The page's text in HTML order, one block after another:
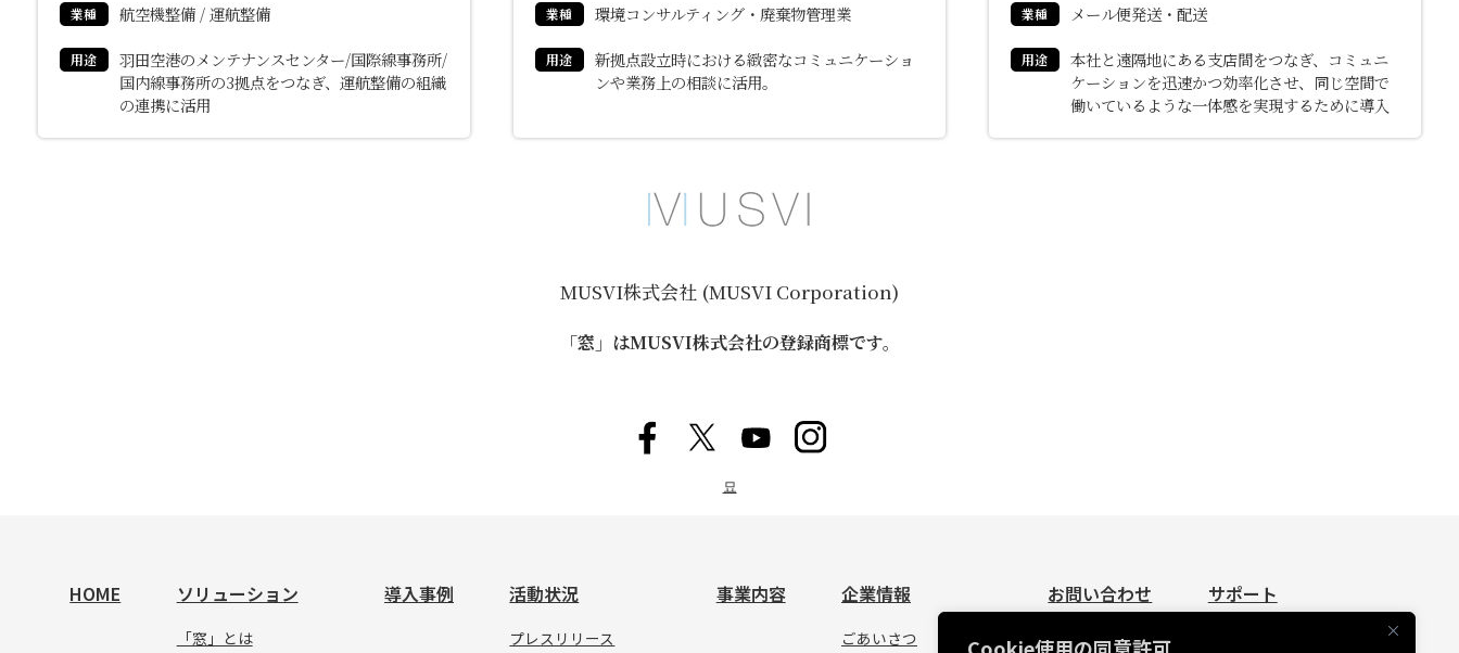
業種 航空機整備 / 運航整備
用途
羽田空港のメンテナンスセンター/国際線事務所/
国内線事務所の3拠点をつなぎ、運航整備の組織
の連携に活用
業種 環境コンサルティング・廃棄物管理業
用途
新拠点設立時における緻密なコミュニケーショ
ンや業務上の相談に活用。
業種 メール便発送・配送
用途
本社と遠隔地にある支店間をつなぎ、コミュニ
ケーションを迅速かつ効率化させ、同じ空間で
働いているような一体感を実現するために導入
MUSVI株式会社 (MUSVI Corporation)
「窓」はMUSVI株式会社の登録商標です。
묘
HOME ソリューション
「窓」とは
導入事例 活動状況
プレスリリース
事業内容 企業情報
ごあいさつ
お問い合わせ
お問い合わせ
サポート